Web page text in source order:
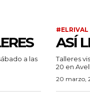
a las
#ELRIVAL
ASÍ
Talleres
20 en
20 marzo,